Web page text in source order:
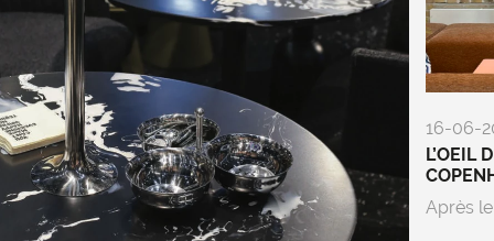
16-06-
L’OEIL
Après